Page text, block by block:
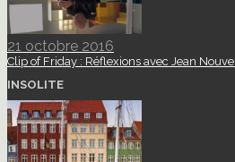
21 octobre 2016
Clip of Friday : Réflexions avec Jean Nouvel
INSOLITE